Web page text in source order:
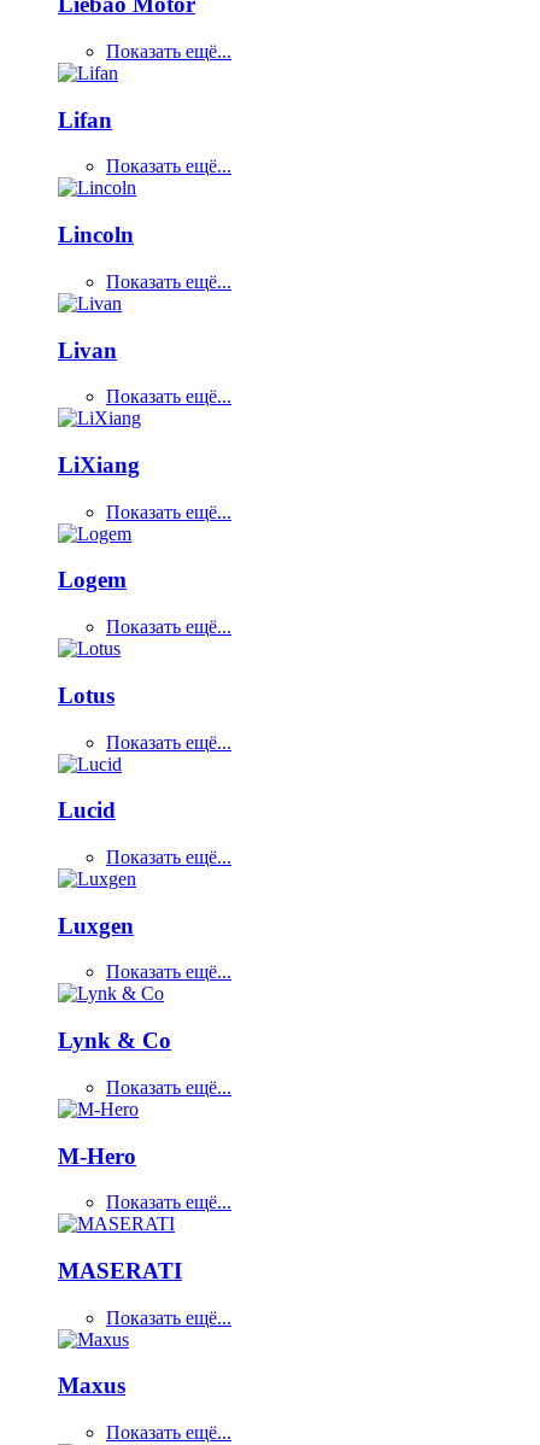
Показать ещё...
Lifan
Показать ещё...
Lincoln
Показать ещё...
Livan
Показать ещё...
LiXiang
Показать ещё...
Logem
Показать ещё...
Lotus
Показать ещё...
Lucid
Показать ещё...
Luxgen
Показать ещё...
Lynk & Co
Показать ещё...
M-Hero
Показать ещё...
MASERATI
Показать ещё...
Maxus
Показать ещё...